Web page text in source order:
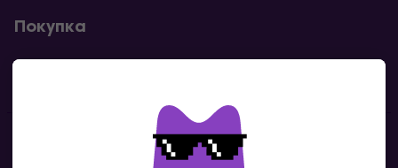
Покупка
Полезни линкове
Контакти